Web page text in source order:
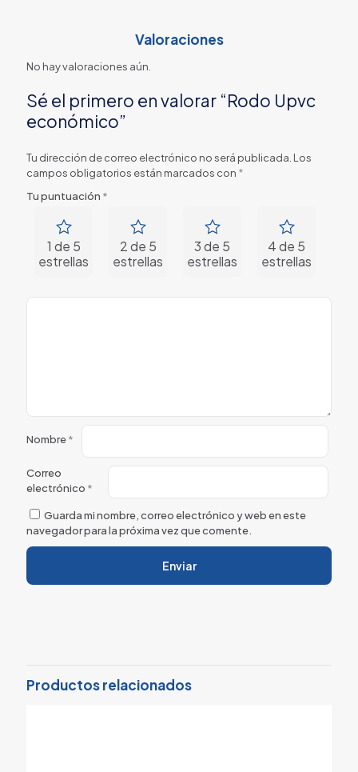
Valoraciones
No hay valoraciones aún.
Sé el primero en valorar “Rodo Upvc
económico”
Tu dirección de correo electrónico no será publicada. Los
campos obligatorios están marcados con *
Tu puntuación *
1 de 5
estrellas
2 de 5
estrellas
3 de 5
estrellas
4 de 5
estrellas
Nombre*
Correo
electrónico *
Guarda mi nombre, correo electrónico y web en este
navegador para la próxima vez que comente.
Productos relacionados